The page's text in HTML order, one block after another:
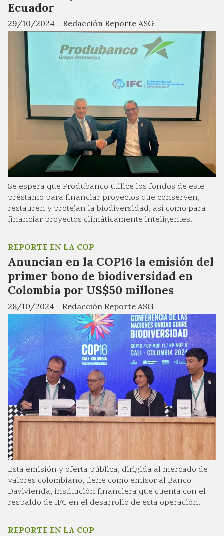
Ecuador
Redacción Reporte ASG
29/10/2024
Se espera que Produbanco utilice los fondos de este
préstamo para financiar proyectos que conserven,
restauren y protejan la biodiversidad, así como para
financiar proyectos climáticamente inteligentes.
Anuncian en la COP16 la emisión del
primer bono de biodiversidad en
Colombia por US$50 millones
Redacción Reporte ASG
REPORTE EN LA COP
28/10/2024
Esta emisión y oferta pública, dirigida al mercado de
valores colombiano, tiene como emisor al Banco
Davivienda, institución financiera que cuenta con el
respaldo de IFC en el desarrollo de esta operación.
REPORTE EN LA COP